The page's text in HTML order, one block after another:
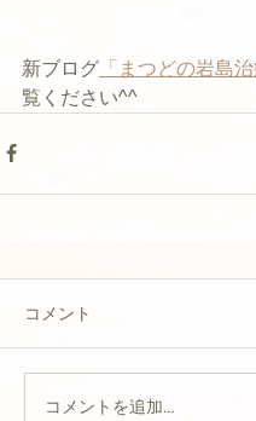
新ブログ 「まつどの岩島治
覧ください^^
コメント
コメントを追加…